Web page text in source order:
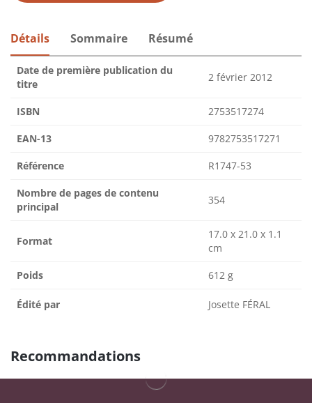
Détails Sommaire Résumé
Date de première publication du
titre
2 février 2012
ISBN 2753517274
EAN-13 9782753517271
Référence R1747-53
Nombre de pages de contenu
principal
354
Format
17.0 x 21.0 x 1.1
cm
Poids 612 g
Édité par Josette FÉRAL
Recommandations